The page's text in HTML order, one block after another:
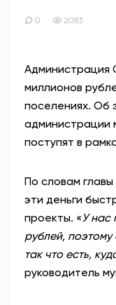
0 2083
Администрация
миллионов
поселениях. Об
администрации
поступят в
По словам
эти деньги
проекты. «У нас
рублей, поэтому
так что есть,
руководитель